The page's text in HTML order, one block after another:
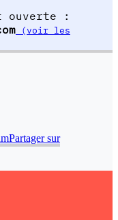
ouverte :
(voir les
Partager sur